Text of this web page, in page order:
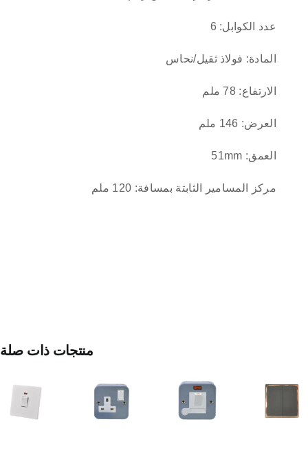
عدد الكوابل: 6
المادة: فولاذ ثقيل/نحاس
الارتفاع: 78 ملم
العرض: 146 ملم
العمق: 51mm
مركز المسامير الثابتة بمسافة: 120 ملم
منتجات ذات صلة
مفتاح
المعدني